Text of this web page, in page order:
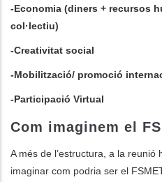
-Economia (diners + recursos
col·lectiu)
-Creativitat social
-Mobilització/ promoció
-Participació Virtual
Com imaginem el
A més de l’estructura, a la
imaginar com podria ser el